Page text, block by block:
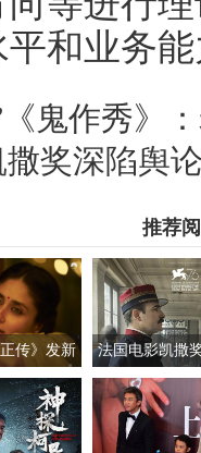
和业务
鬼作秀》
奖深陷舆
推荐
传》发新
女主亮相
法国电影凯撒
风波 董事会成